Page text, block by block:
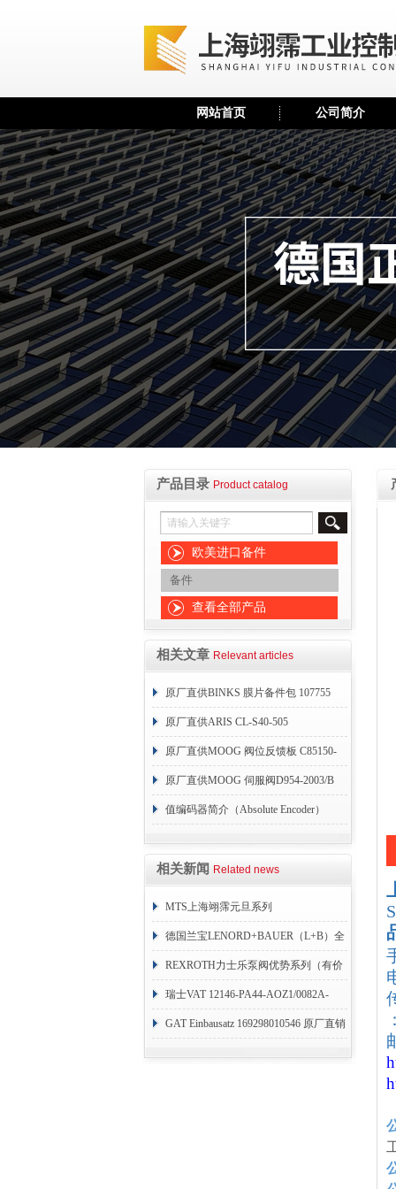
网站首页 公司简介
产品目录 Product catalog
欧美进口备件
备件
查看全部产品
相关文章 Relevant articles
原厂直供BINKS 膜片备件包 107755
原厂直供ARIS CL-S40-505
原厂直供MOOG 阀位反馈板 C85150-
004
原厂直供MOOG 伺服阀D954-2003/B
值编码器简介（Absolute Encoder）
相关新闻 Related news
MTS上海翊霈元旦系列
RHM3050MR081A01
德国兰宝LENORD+BAUER（L+B）全
系列编码器
REXROTH力士乐泵阀优势系列（有价
目表）
瑞士VAT 12146-PA44-AOZ1/0082A-
1173938
GAT Einbausatz 169298010546 原厂直销